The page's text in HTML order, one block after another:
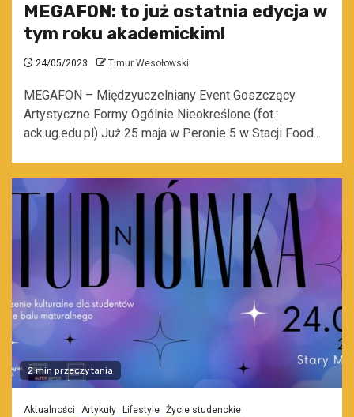
MEGAFON: to już ostatnia edycja w
tym roku akademickim!
24/05/2023 Timur Wesołowski
MEGAFON – Międzyuczelniany Event Goszczący
Artystyczne Formy Ogólnie Nieokreślone (fot.:
ack.ug.edu.pl) Już 25 maja w Peronie 5 w Stacji Food...
2 min przeczytania
Aktualności Artykuły Lifestyle Życie studenckie